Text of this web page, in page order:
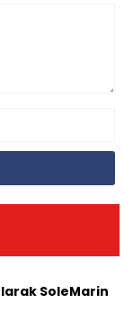
SoleMarin